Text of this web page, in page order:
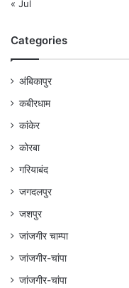
« Jul
Categories
अंबिकापुर
कबीरधाम
कांकेर
कोरबा
गरियाबंद
जगदलपुर
जशपुर
जांजगीर चाम्पा
जांजगीर-चांपा
जांजगीर-चांपा